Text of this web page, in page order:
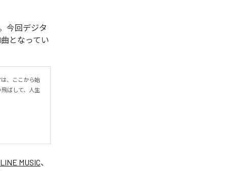
今回デジタ
曲となってい
は、ここから始
ばして、人生
LINE MUSIC、